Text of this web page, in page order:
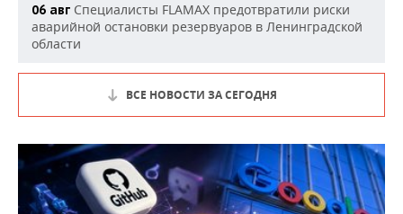
06 авг Специалисты FLAMAX предотвратили риски
аварийной остановки резервуаров в Ленинградской
области
ВСЕ НОВОСТИ ЗА СЕГОДНЯ